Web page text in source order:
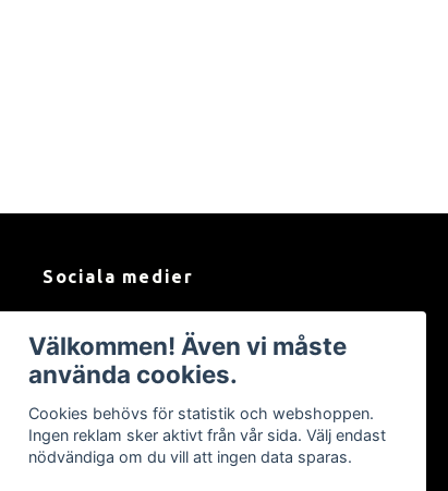
Sociala medier
Välkommen! Även vi måste
använda cookies.
Cookies behövs för statistik och webshoppen.
Ingen reklam sker aktivt från vår sida. Välj endast
nödvändiga om du vill att ingen data sparas.